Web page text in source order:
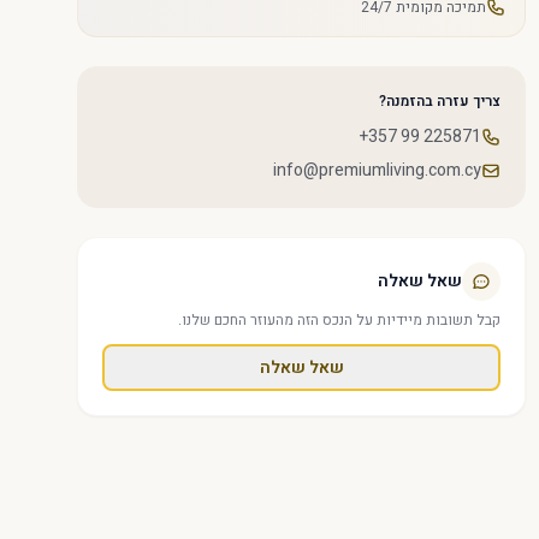
תמיכה מקומית 24/7
צריך עזרה בהזמנה?
+357 99 225871
info@premiumliving.com.cy
שאל שאלה
קבל תשובות מיידיות על הנכס הזה מהעוזר החכם שלנו.
שאל שאלה